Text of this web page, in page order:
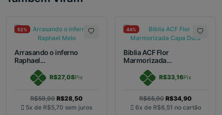
52%
Arrasando o inferno
Raphael...
R$27,08Pix
R$59,90 R$28,50
5x de R$5,70 sem juros
44%
Biblia ACF Flor
Marmorizada...
R$33,16Pix
R$65,90 R$34,90
6x de R$6,51 no cartão